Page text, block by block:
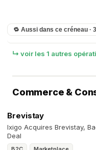
🔁 Aussi dans ce créneau · 3
↳ voir les 1 autres
Commerce &
Brevistay
Ixigo Acquires Brevistay,
Deal